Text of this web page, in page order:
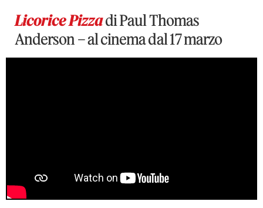
Licorice Pizzadi Paul Thomas
Anderson – al cinema dal 17 marzo